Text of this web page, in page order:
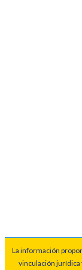
La información
vinculación jurídica